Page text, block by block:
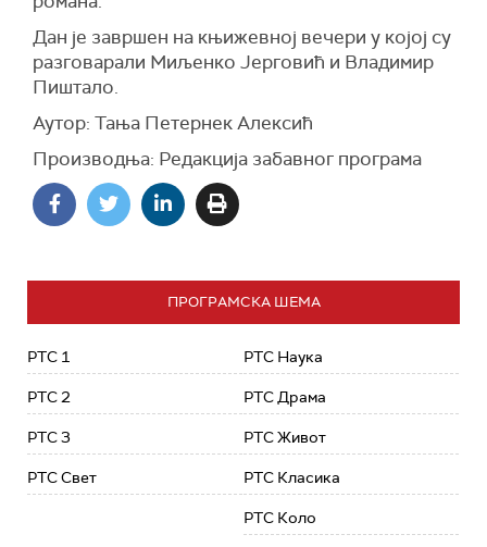
Дан је завршен на књижевној вечери у којој су
разговарали Миљенко Јерговић и Владимир
Пиштало.
Аутор: Тања Петернек Алексић
Производња: Редакција забавног програма
ПРОГРАМСКА ШЕМА
РТС 1
РТС 2
РТС 3
РТС Свет
РТС Наука
РТС Драма
РТС Живот
РТС Класика
РТС Коло